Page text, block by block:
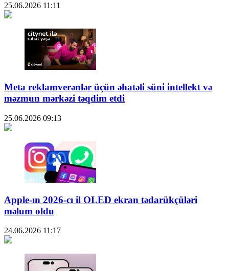
25.06.2026 11:11
Meta reklamverənlər üçün əhatəli süni intellekt və
məzmun mərkəzi təqdim etdi
25.06.2026 09:13
Apple-ın 2026-cı il OLED ekran tədarükçüləri
məlum oldu
24.06.2026 11:17